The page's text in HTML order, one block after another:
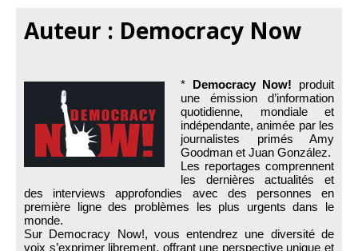
Auteur : Democracy Now
* Democracy Now! produit
une émission d’information
quotidienne, mondiale et
indépendante, animée par les
journalistes primés Amy
Goodman et Juan González.
Les reportages comprennent
les dernières actualités et
des interviews approfondies avec des personnes en
première ligne des problèmes les plus urgents dans le
monde.
Sur Democracy Now!, vous entendrez une diversité de
voix s’exprimer librement, offrant une perspective unique et